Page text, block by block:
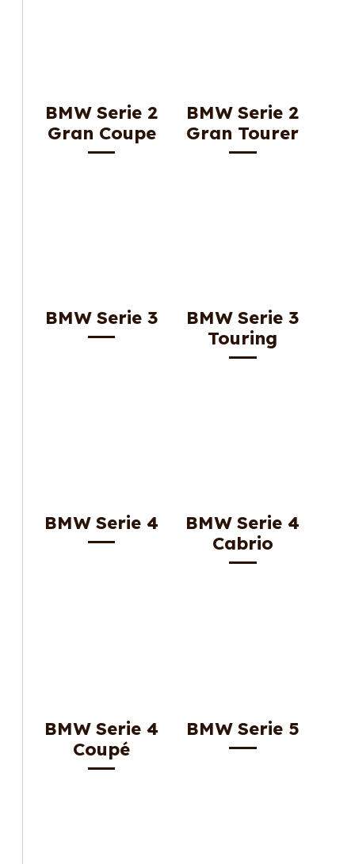
BMW Serie 2
Gran Coupe
BMW Serie 2
Gran Tourer
BMW Serie 3
BMW Serie 3
Touring
BMW Serie 4
BMW Serie 4
Cabrio
BMW Serie 4
Coupé
BMW Serie 5